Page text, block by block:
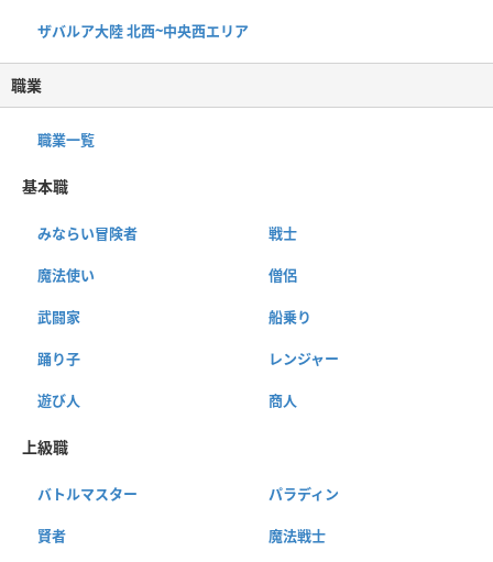
ザバルア大陸 北西~中央西エリア
職業
職業一覧
基本職
みならい冒険者 戦士
魔法使い 僧侶
武闘家 船乗り
踊り子 レンジャー
遊び人 商人
上級職
バトルマスター パラディン
賢者 魔法戦士